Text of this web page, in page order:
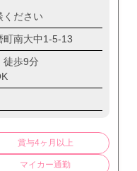
ください
町南大中1-5-13
徒歩9分
賞与4ヶ月以上
マイカー通勤